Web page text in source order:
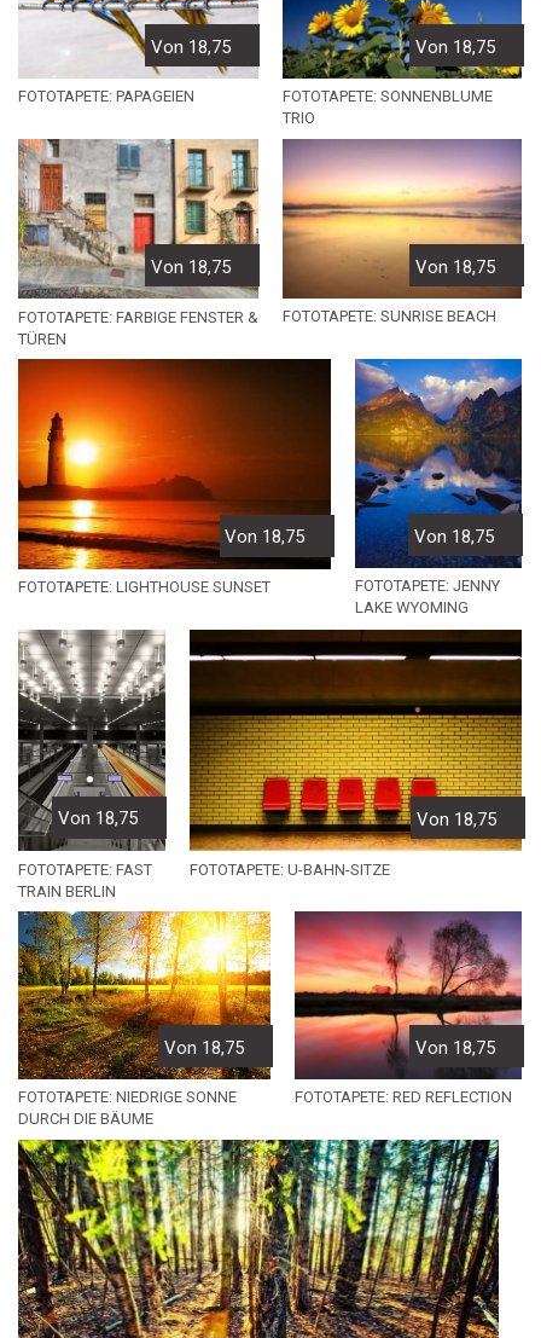
Von 18,75
FOTOTAPETE: PAPAGEIEN
Von 18,75
FOTOTAPETE: SONNENBLUME
TRIO
Von 18,75
FOTOTAPETE: FARBIGE FENSTER &
TÜREN
Von 18,75
FOTOTAPETE: SUNRISE BEACH
Von 18,75
FOTOTAPETE: LIGHTHOUSE SUNSET
Von 18,75
FOTOTAPETE: JENNY
LAKE WYOMING
Von 18,75
FOTOTAPETE: FAST
TRAIN BERLIN
Von 18,75
FOTOTAPETE: U-BAHN-SITZE
Von 18,75
FOTOTAPETE: NIEDRIGE SONNE
DURCH DIE BÄUME
Von 18,75
FOTOTAPETE: RED REFLECTION